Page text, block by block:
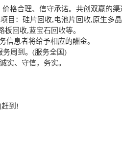
格合理、信守承诺。共创双赢的
目：硅片回收,电池片回收,原生多
回收,蓝宝石回收等。
息者将给予相应的酬金。
周到。(服务全国)
、守信，务实。
到!